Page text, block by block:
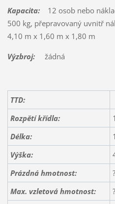
Kapacita:12 osob nebo
500 kg, přepravovaný uvnitř
4,10 m x 1,60 m x 1,80 m
Výzbroj:žádná
TTD:
Rozpětí křídla:
Délka:
Výška:
Prázdná hmotnost:
?
Max. vzletová hmotnost:
?